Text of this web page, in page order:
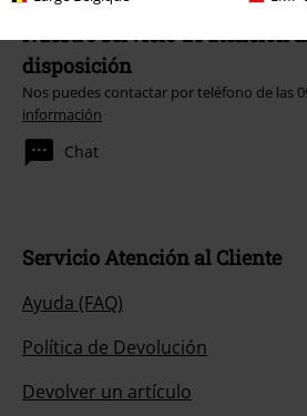
Nuestro servicio de atención
disposición
Nos puedes contactar por teléfono de las
información
Chat
Servicio Atención al Cliente
Ayuda (FAQ)
Política de Devolución
Devolver un artículo